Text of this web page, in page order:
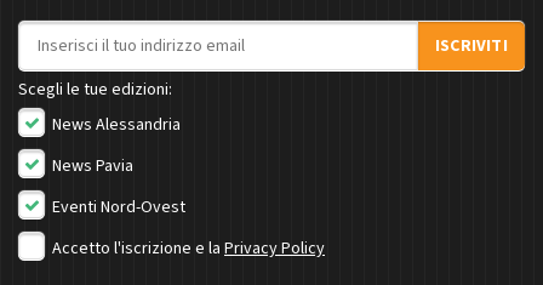
Indirizzo email
ISCRIVITI
Scegli le tue edizioni:
News Alessandria
News Pavia
Eventi Nord-Ovest
Accetto l'iscrizione e la Privacy Policy